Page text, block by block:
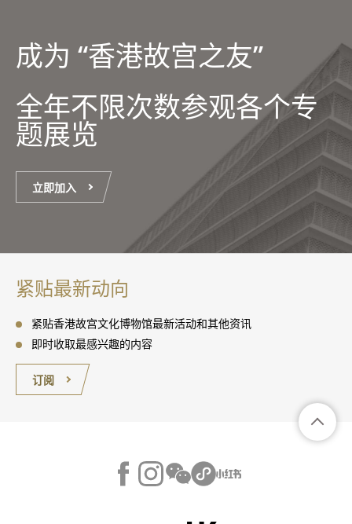
成为 “香港故宫之友”
全年不限次数参观各个专
题展览
立即加入
紧贴最新动向
紧贴香港故宫文化博物馆最新活动和其他资讯
即时收取最感兴趣的内容
订阅